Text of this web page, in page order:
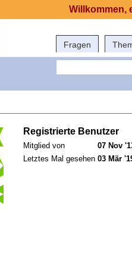
Fragen
Registrierte Benutzer
Mitglied von
07 Nov
Letztes Mal gesehen 03 Mär
Willkommen,